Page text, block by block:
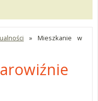
» Mieszkanie w